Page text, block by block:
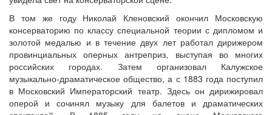
В том же году Николай Кленовский окончил Московскую
консерваторию по классу специальной теории с дипломом и
золотой медалью и в течение двух лет работал дирижером
провинциальных оперных антреприз, выступая во многих
российских городах. Затем организовал Калужское
музыкально-драматическое общество, а с 1883 года поступил
в Московский Императорский театр. Здесь он дирижировал
оперой и сочинял музыку для балетов и драматических